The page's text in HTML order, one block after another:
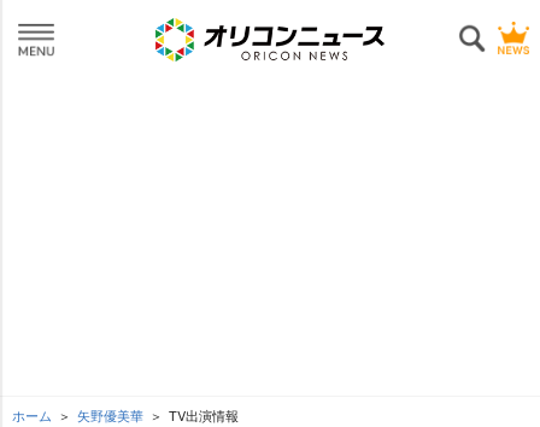
ホーム 矢野優美華 TV出演情報